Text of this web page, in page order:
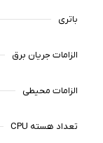
باتری
الزامات جریان برق
الزامات محیطی
تعداد هسته CPU